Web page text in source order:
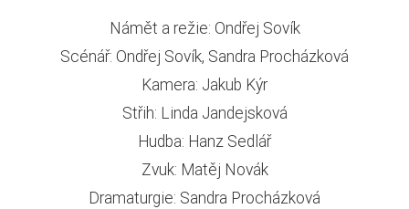
Námět a režie: Ondřej Sovík
Scénář: Ondřej Sovík, Sandra Procházková
Kamera: Jakub Kýr
Střih: Linda Jandejsková
Hudba: Hanz Sedlář
Zvuk: Matěj Novák
Dramaturgie: Sandra Procházková